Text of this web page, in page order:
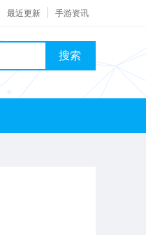
手游资讯
最近更新
搜索